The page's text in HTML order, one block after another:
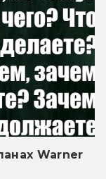
Warner